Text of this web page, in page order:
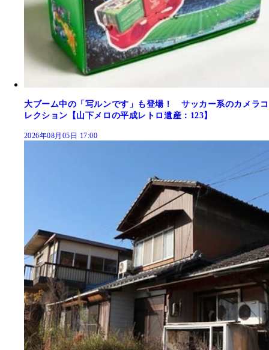
大ブーム中の「写ルンです」も登場！ サッカー系のカメラコ
レクション【山下メロの平成レトロ遺産：123】
2026年08月05日 17:00